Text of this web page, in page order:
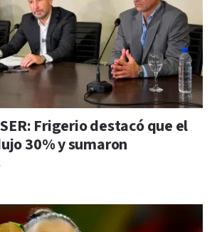
Frigerio destacó que el
30% y sumaron